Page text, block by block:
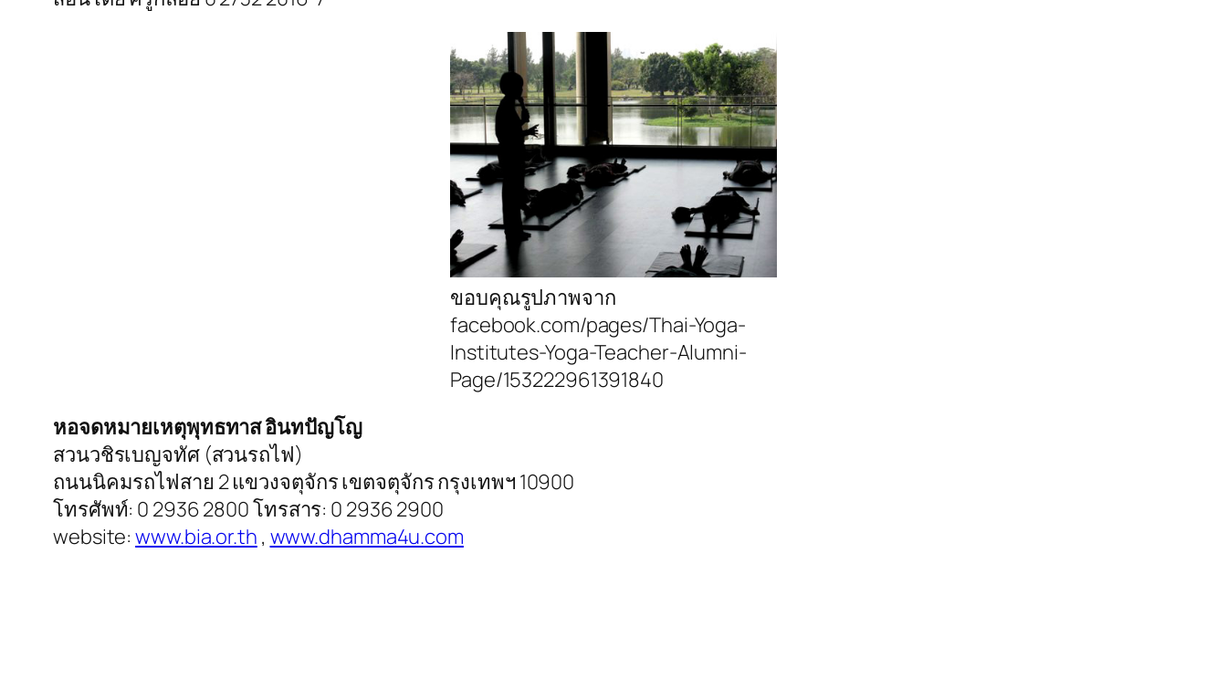
ขอบคุณรูปภาพจาก
facebook.com/pages/Thai-Yoga-
Institutes-Yoga-Teacher-Alumni-
Page/153222961391840
หอจดหมายเหตุพุทธทาส อินทปัญโญ
สวนวชิรเบญจทัศ (สวนรถไฟ)
ถนนนิคมรถไฟสาย 2 แขวงจตุจักร เขตจตุจักร กรุงเทพฯ 10900
โทรศัพท์: 0 2936 2800 โทรสาร: 0 2936 2900
website:www.bia.or.th , www.dhamma4u.com